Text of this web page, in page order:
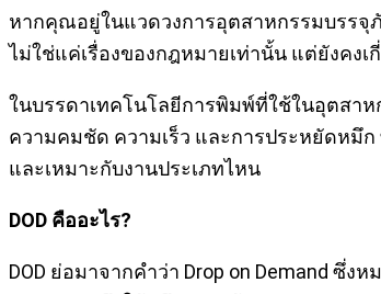
หากคุณอยู่ในแวดวงการอุตสาหกรรมบรรจุ
ไม่ใช่แค่เรื่องของกฎหมายเท่านั้น แต่ยังค
ในบรรดาเทคโนโลยีการพิมพ์ที่ใช้ในอุตสาห
ความคมชัด ความเร็ว และการประหยัดหมึก
และเหมาะกับงานประเภทไหน
DOD คืออะไร?
DOD ย่อมาจากคำว่า Drop on Demand ซึ่